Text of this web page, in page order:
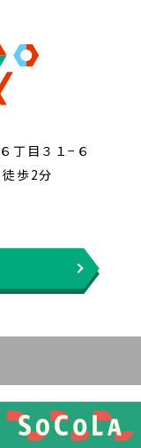
丁目３１−６
歩2分